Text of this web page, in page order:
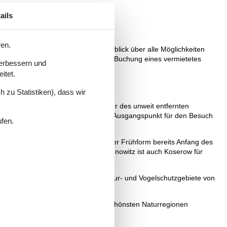
dieser Seite schnell einen Überblick über alle Möglichkeiten
die viele Vorteile, die Sie bei der Buchung eines vermietetes
Als kleineres Nachbargewässer des unweit entfernten
liefert einen idealen Ausgangspunkt für den Besuch
Zinnowitz existierte in ihrer Frühform bereits Anfang des
Unterwasserwelt bietet. Wie Zinnowitz ist auch Koserow für
See gelten als wichtige Natur- und Vogelschutzgebiete von
einen Zugang zu einer der schönsten Naturregionen
und
zu Statistiken), dass wir